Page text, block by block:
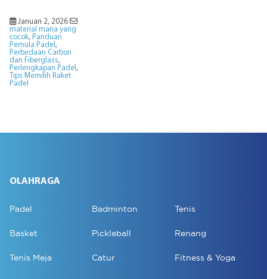
Januari 2, 2026
material mana yang
cocok, Panduan
Pemula Padel ,
Perbedaan Carbon
dan Fiberglass,
Perlengkapan Padel ,
Tips Memilih Raket
Padel
OLAHRAGA
Padel Badminton Tenis
Basket Pickleball Renang
Tenis Meja Catur Fitness & Yoga